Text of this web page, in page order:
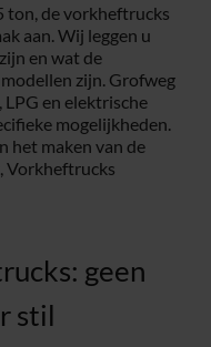
Services
ton, de vorkheftrucks
aan. Wij leggen u
en wat de
zijn. Grofweg
LPG en elektrische
mogelijkheden.
het maken van de
Vorkheftrucks
geen
stil